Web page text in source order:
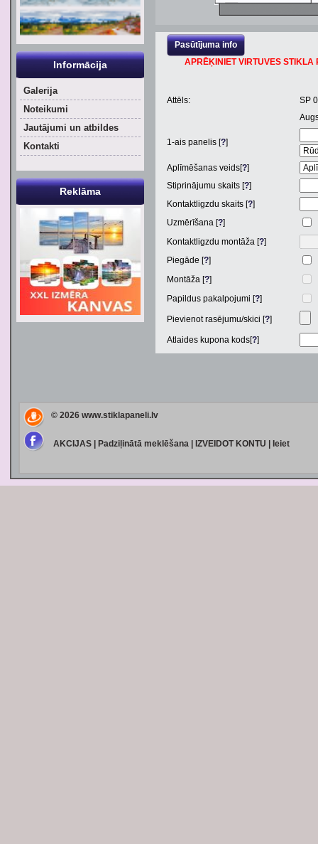
Pasūtījuma info
APRĒĶINIET VIRTUVES
Attēls:
SP
1-ais panelis [?]
Aplīmēšanas veids[?]
Stiprinājumu skaits [?]
Kontaktligzdu skaits [?]
Uzmērīšana [?]
Kontaktligzdu montāža [?]
Piegāde [?]
Montāža [?]
Papildus pakalpojumi [?]
Pievienot rasējumu/skici [?]
Atlaides kupona kods[?]
Informācija
Galerija
Noteikumi
Jautājumi un atbildes
Kontakti
Reklāma
© 2026 www.stiklapaneli.lv
AKCIJAS| Padziļinātā meklēšana| IZVEIDOT KONTU Ieiet